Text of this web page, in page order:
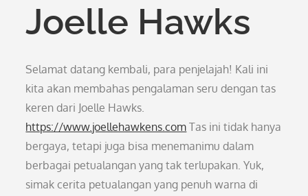
Joelle Hawks
Selamat datang kembali, para penjelajah! Kali ini
kita akan membahas pengalaman seru dengan tas
keren dari Joelle Hawks.
https://www.joellehawkens.com Tas ini tidak hanya
bergaya, tetapi juga bisa menemanimu dalam
berbagai petualangan yang tak terlupakan. Yuk,
simak cerita petualangan yang penuh warna di